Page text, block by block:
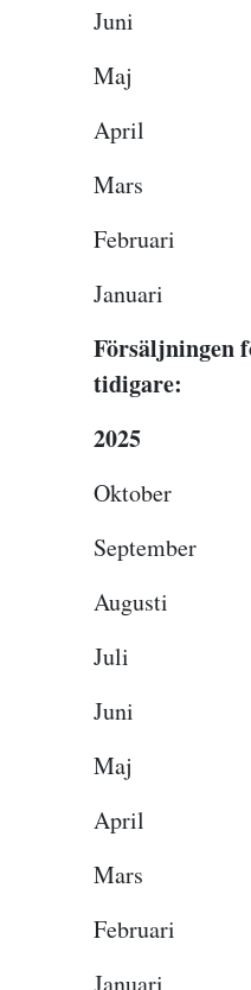
Juni
Maj
April
Mars
Februari
Januari
Försäljningen
tidigare:
2025
Augusti
Juli
Juni
Maj
April
Mars
Januari